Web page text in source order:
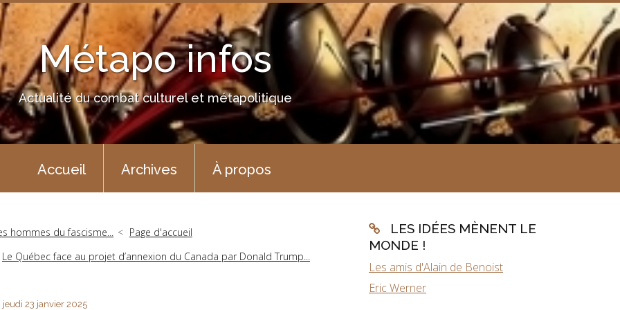
Métapo infos
Actualité du combat culturel et métapolitique
Accueil Archives À propos
hommes du fascisme...
Page d'accueil
Le Québec face au projet d’annexion du Canada par Donald Trump...
jeudi 23 janvier 2025
LES IDÉES MÈNENT LE
MONDE !
Les amis d'Alain de Benoist
Eric Werner